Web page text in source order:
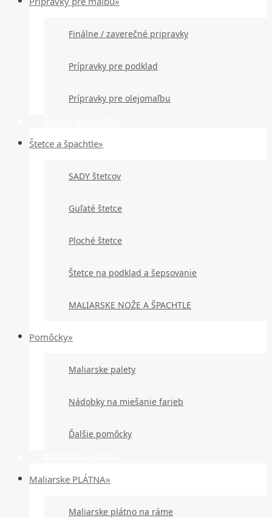
Finálne / zaverečné pripravky
Prípravky pre podklad
Prípravky pre olejomaľbu
Štetce a špachtle»
SADY štetcov
Guľaté štetce
Ploché štetce
Štetce na podklad a šepsovanie
MALIARSKE NOŽE A ŠPACHTLE
Pomôcky»
Maliarske palety
Nádobky na miešanie farieb
Ďalšie pomôcky
Maliarske PLÁTNA»
Maliarske plátno na ráme